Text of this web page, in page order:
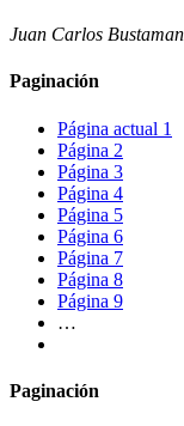
Juan Carlos
Paginación
Página actual 1
Página 2
Página 3
Página 4
Página 5
Página 6
Página 7
Página 8
Página 9
…
Paginación